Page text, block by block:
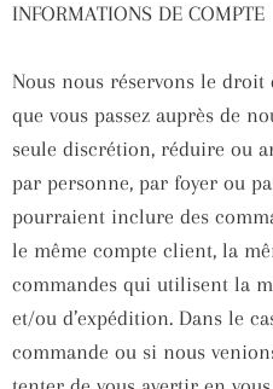
INFORMATIONS DE COMPTE
Nous nous réservons le droit
que vous passez auprès de
seule discrétion, réduire ou
par personne, par foyer ou
pourraient inclure des
le même compte client, la
commandes qui utilisent la
et/ou d’expédition. Dans le
commande ou si nous